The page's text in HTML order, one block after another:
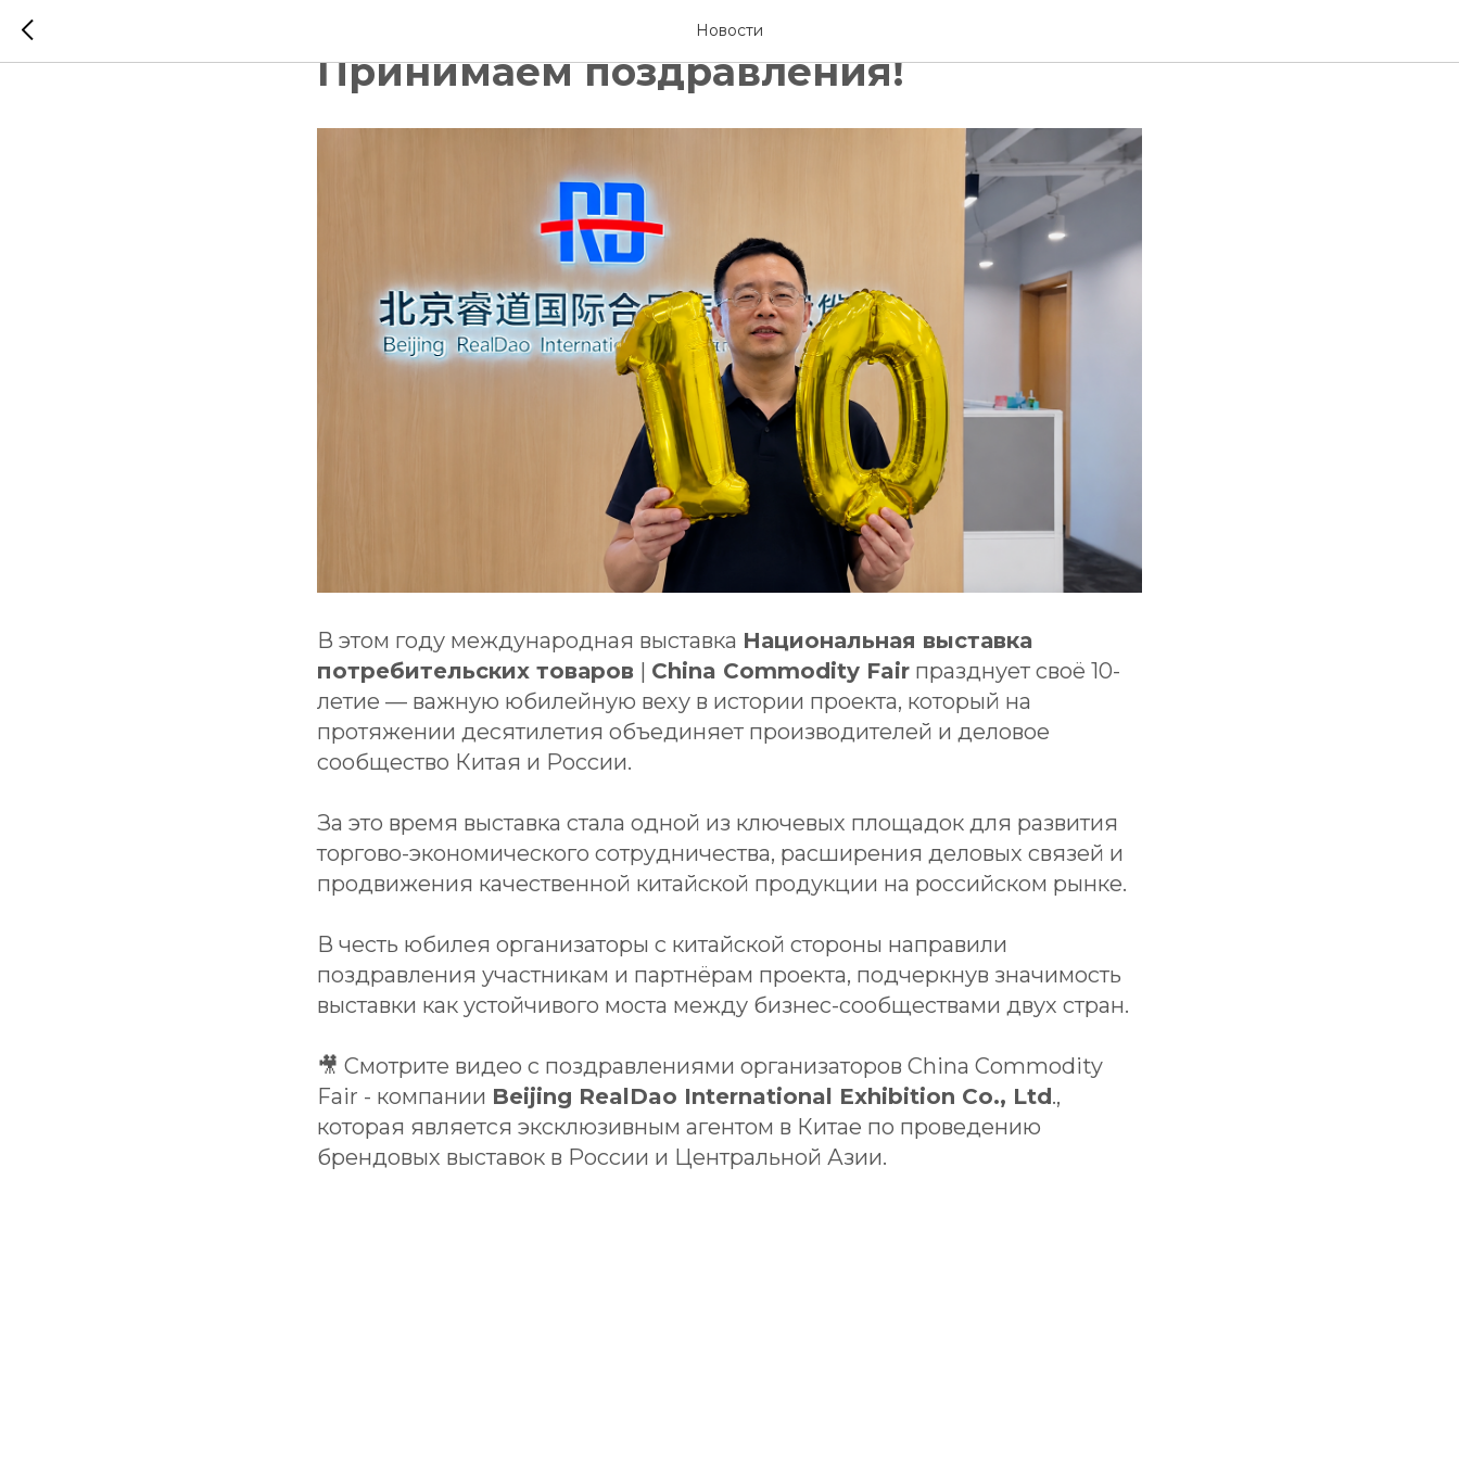
Новости
10-летний юбилей выставки.
Принимаем поздравления!
В этом году международная выставка Национальная выставка
потребительских товаров | China Commodity Fair празднует своё 10-
летие — важную юбилейную веху в истории проекта, который на
протяжении десятилетия объединяет производителей и деловое
сообщество Китая и России.
За это время выставка стала одной из ключевых площадок для развития
торгово-экономического сотрудничества, расширения деловых связей и
продвижения качественной китайской продукции на российском рынке.
В честь юбилея организаторы с китайской стороны направили
поздравления участникам и партнёрам проекта, подчеркнув значимость
выставки как устойчивого моста между бизнес-сообществами двух стран.
🎥 Смотрите видео с поздравлениями организаторов China Commodity
Fair - компании Beijing RealDao International Exhibition Co., Ltd.,
которая является эксклюзивным агентом в Китае по проведению
брендовых выставок в России и Центральной Азии.